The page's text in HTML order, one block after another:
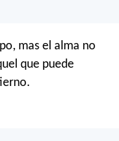
mas el alma no
que puede